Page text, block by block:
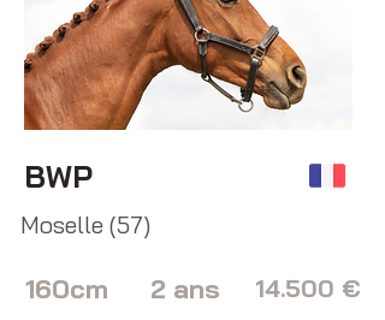
BWP
Moselle (57)
160cm 2 ans 14.500 €